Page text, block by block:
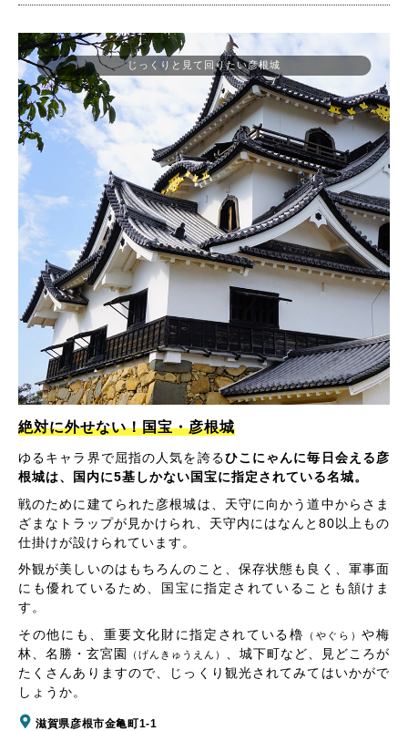
じっくりと見て回りたい彦根城
絶対に外せない！国宝・彦根城
ゆるキャラ界で屈指の人気を誇るひこにゃんに毎日会える彦
根城は、国内に5基しかない国宝に指定されている名城。
戦のために建てられた彦根城は、天守に向かう道中からさま
ざまなトラップが見かけられ、天守内にはなんと80以上もの
仕掛けが設けられています。
外観が美しいのはもちろんのこと、保存状態も良く、軍事面
にも優れているため、国宝に指定されていることも頷けま
す。
その他にも、重要文化財に指定されている櫓
（やぐら）や梅
林、名勝・玄宮園
（げんきゅうえん）
、城下町など、見どころが
たくさんありますので、じっくり観光されてみてはいかがで
しょうか。
滋賀県彦根市金亀町1-1